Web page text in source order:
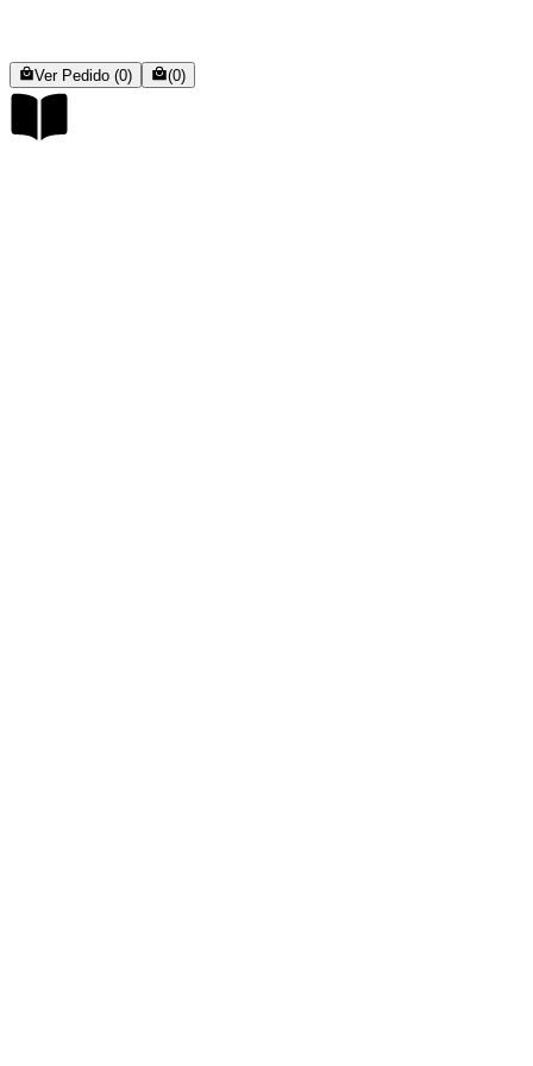
Ver Pedido (0) (0)